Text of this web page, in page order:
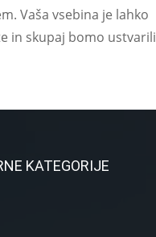
Vaša vsebina je lahko
in skupaj bomo ustvarili
KATEGORIJE